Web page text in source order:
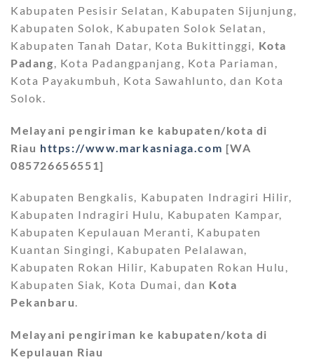
Kabupaten Pesisir Selatan, Kabupaten Sijunjung,
Kabupaten Solok, Kabupaten Solok Selatan,
Kabupaten Tanah Datar, Kota Bukittinggi, Kota
Padang, Kota Padangpanjang, Kota Pariaman,
Kota Payakumbuh, Kota Sawahlunto, dan Kota
Solok.
Melayani pengiriman ke kabupaten/kota di
Riau https://www.markasniaga.com [WA
085726656551]
Kabupaten Bengkalis, Kabupaten Indragiri Hilir,
Kabupaten Indragiri Hulu, Kabupaten Kampar,
Kabupaten Kepulauan Meranti, Kabupaten
Kuantan Singingi, Kabupaten Pelalawan,
Kabupaten Rokan Hilir, Kabupaten Rokan Hulu,
Kabupaten Siak, Kota Dumai, dan Kota
Pekanbaru.
Melayani pengiriman ke kabupaten/kota di
Kepulauan Riau